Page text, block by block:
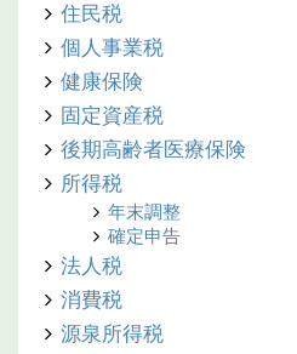
住民税
個人事業税
健康保険
固定資産税
後期高齢者医療保険
所得税
年末調整
確定申告
法人税
消費税
源泉所得税